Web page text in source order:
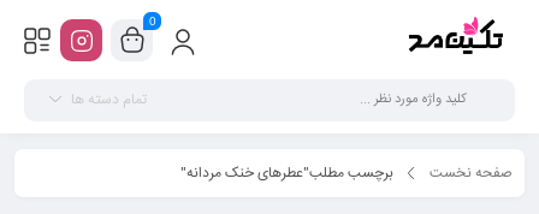
0
تمام دسته ها
صفحه نخست برچسب مطلب"عطرهای خنک مردانه"